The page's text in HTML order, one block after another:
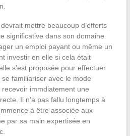
mettre beaucoup d’efforts
significative dans son domaine
un emploi payant ou même un
investir en elle si cela était
s’est proposée pour effectuer
familiariser avec le mode
immdiatement une
Il n’a pas fallu longtemps à
à être associée aux
par sa main expertisée en